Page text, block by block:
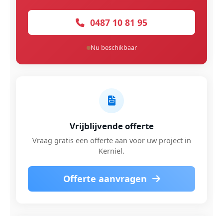
0487 10 81 95
Nu beschikbaar
Vrijblijvende offerte
Vraag gratis een offerte aan voor uw project in
Kerniel.
Offerte aanvragen